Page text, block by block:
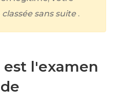
classée sans suite .
est l'examen